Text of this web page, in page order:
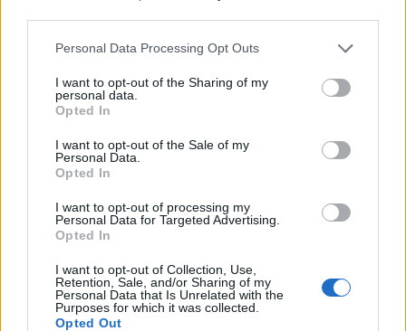
Please note that this website/app uses one or more Google
not limited to your visit or usage behaviour. You may click to
grant or deny consent to Google and its third-party tags to
use your data for below specified purposes in below Google
consent section.
Personal Data Processing Opt Outs
I want to opt-out of the Sharing of my
personal data.
Opted In
I want to opt-out of the Sale of my
Personal Data.
Opted In
I want to opt-out of processing my
Personal Data for Targeted Advertising.
Opted In
I want to opt-out of Collection, Use,
Retention, Sale, and/or Sharing of my
Personal Data that Is Unrelated with the
Purposes for which it was collected.
Opted Out
συνάρτηση πολλών παραγόντων, ορισμένοι εκ των οποίων
τα βρήκε με την κυβέρνηση, […]